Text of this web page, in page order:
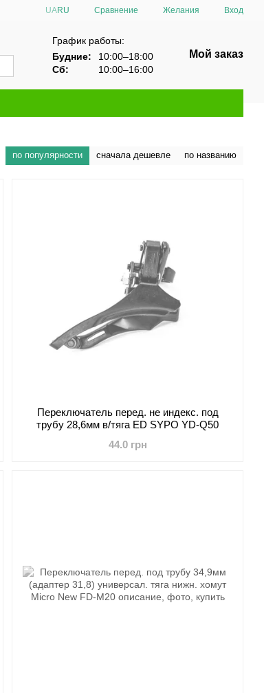
UARU Сравнение Желания Вход
График работы:
Будние:
10:00–18:00
Сб:
10:00–16:00
Мой заказ
по популярности сначала дешевле по названию
Переключатель перед. не индекс. под
трубу 28,6мм в/тяга ED SYPO YD-Q50
44.0 грн